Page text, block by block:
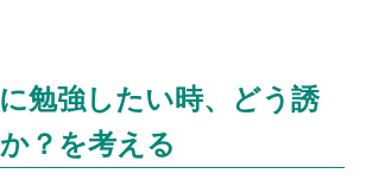
勉強したい時、どう誘
？を考える